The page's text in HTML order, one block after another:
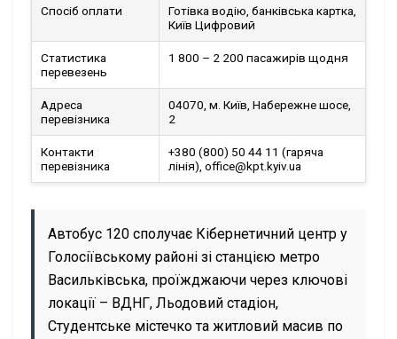
Спосіб оплати
Готівка водію, банківська картка,
Київ Цифровий
Статистика
перевезень
1 800 – 2 200 пасажирів щодня
Адреса
перевізника
04070, м. Київ, Набережне шосе,
2
Контакти
перевізника
+380 (800) 50 44 11 (гаряча
лінія), office@kpt.kyiv.ua
Автобус 120 сполучає Кібернетичний центр у
Голосіївському районі зі станцією метро
Васильківська, проїжджаючи через ключові
локації – ВДНГ, Льодовий стадіон,
Студентське містечко та житловий масив по